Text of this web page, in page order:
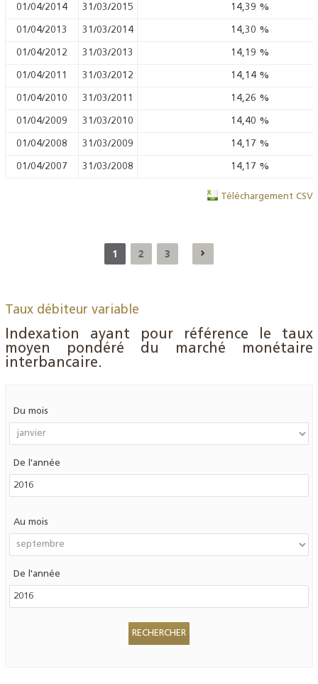
01/04/2014 31/03/2015 14,39 %
01/04/2013 31/03/2014 14,30 %
01/04/2012 31/03/2013 14,19 %
01/04/2011 31/03/2012 14,14 %
01/04/2010 31/03/2011 14,26 %
01/04/2009 31/03/2010 14,40 %
01/04/2008 31/03/2009 14,17 %
01/04/2007 31/03/2008 14,17 %
Téléchargement CSV
1 2 3
Taux débiteur variable
Indexation ayant pour référence le taux
moyen pondéré du marché monétaire
interbancaire.
Du mois
De l'année
Au mois
De l'année